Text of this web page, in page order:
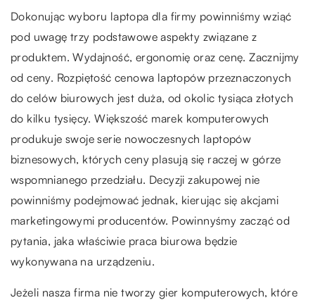
Dokonując wyboru laptopa dla firmy powinniśmy wziąć
pod uwagę trzy podstawowe aspekty związane z
produktem. Wydajność, ergonomię oraz cenę. Zacznijmy
od ceny. Rozpiętość cenowa laptopów przeznaczonych
do celów biurowych jest duża, od okolic tysiąca złotych
do kilku tysięcy. Większość marek komputerowych
produkuje swoje serie nowoczesnych laptopów
biznesowych, których ceny plasują się raczej w górze
wspomnianego przedziału. Decyzji zakupowej nie
powinniśmy podejmować jednak, kierując się akcjami
marketingowymi producentów. Powinnyśmy zacząć od
pytania, jaka właściwie praca biurowa będzie
wykonywana na urządzeniu.
Jeżeli nasza firma nie tworzy gier komputerowych, które